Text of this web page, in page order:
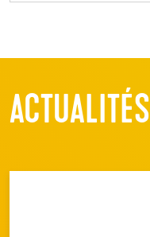
ACTUALITÉS